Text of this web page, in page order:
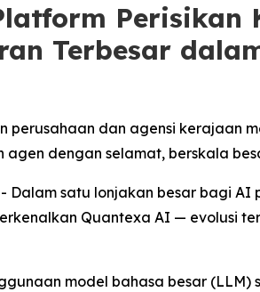
Perisikan
Terbesar
perusahaan dan agensi kerajaan
dengan selamat, berskala
-- Dalam satu lonjakan besar bagi
Quantexa AI — evolusi
model bahasa besar